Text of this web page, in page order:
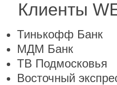
Клиенты
Тинькофф Банк
МДМ Банк
ТВ Подмосковья
Восточный